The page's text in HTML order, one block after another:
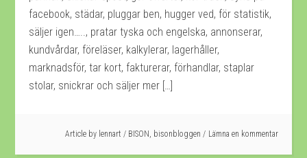
facebook, städar, pluggar ben, hugger ved, för statistik,
säljer igen….., pratar tyska och engelska, annonserar,
kundvårdar, föreläser, kalkylerar, lagerhåller,
marknadsför, tar kort, fakturerar, förhandlar, staplar
stolar, snickrar och säljer mer […]
Article by lennart / BISON , bisonbloggen Lämna en kommentar